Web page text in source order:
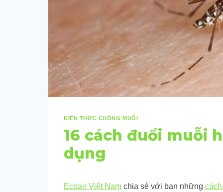
KIẾN THỨC CHỐNG MUỖI
16 cách đuổi muỗi
dụng
Ecoair Việt Nam chia sẻ với bạn những